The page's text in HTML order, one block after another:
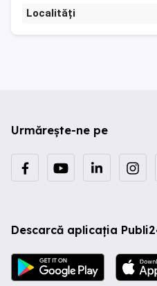
Localități
Urmărește-ne pe
Descarcă aplicația